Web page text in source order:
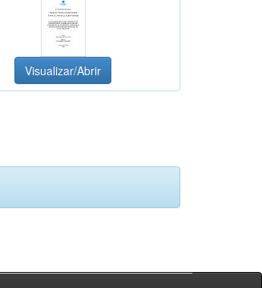
Visualizar/Abrir